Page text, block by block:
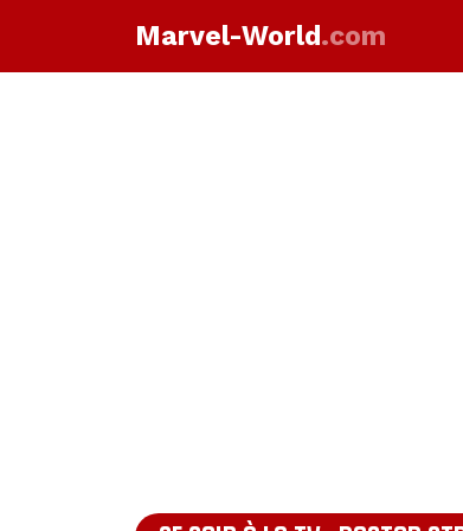
Marvel-World.com